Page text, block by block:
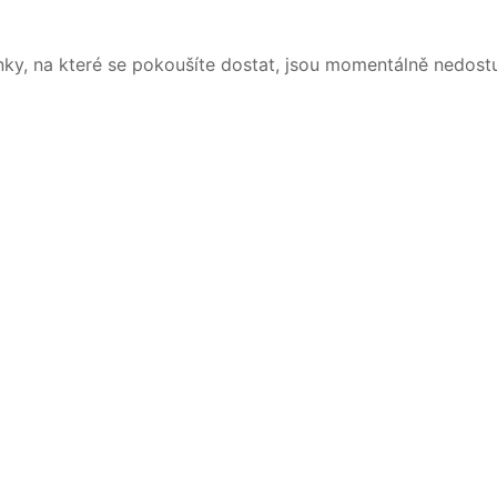
na které se pokoušíte dostat, jsou momentálně